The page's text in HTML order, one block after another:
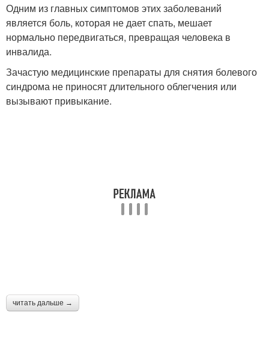
Одним из главных симптомов этих заболеваний
является боль, которая не дает спать, мешает
нормально передвигаться, превращая человека в
инвалида.
Зачастую медицинские препараты для снятия болевого
синдрома не приносят длительного облегчения или
вызывают привыкание.
читать дальше →